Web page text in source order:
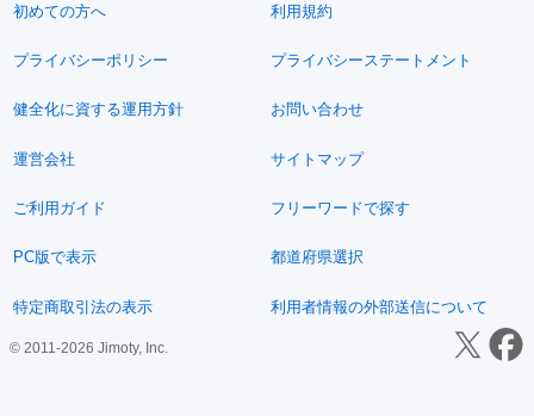
初めての方へ 利用規約
プライバシーポリシー プライバシーステートメント
健全化に資する運用方針 お問い合わせ
運営会社 サイトマップ
ご利用ガイド フリーワードで探す
PC版で表示 都道府県選択
特定商取引法の表示 利用者情報の外部送信について
© 2011-2026 Jimoty, Inc.